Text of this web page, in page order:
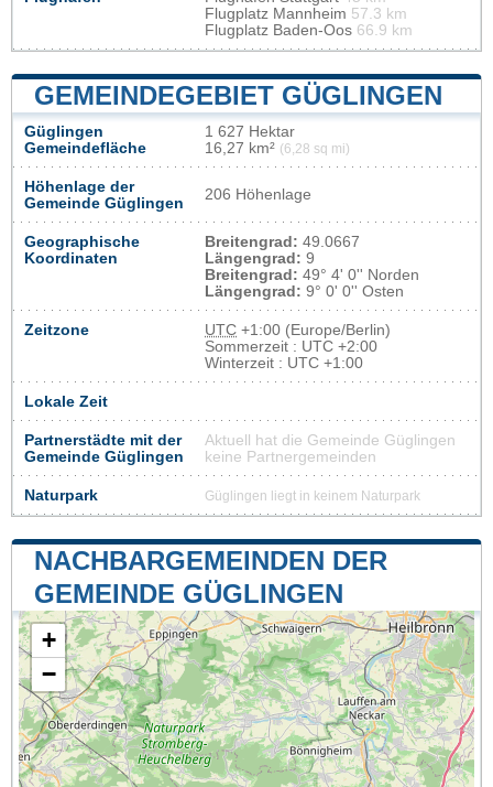
Flugplatz Mannheim 57.3 km
Flugplatz Baden-Oos 66.9 km
GEMEINDEGEBIET GÜGLINGEN
Güglingen
Gemeindefläche
1 627 Hektar
16,27 km² (6,28 sq mi)
Höhenlage der
Gemeinde Güglingen
206 Höhenlage
Geographische
Koordinaten
Breitengrad: 49.0667
Längengrad: 9
Breitengrad: 49° 4' 0'' Norden
Längengrad: 9° 0' 0'' Osten
Zeitzone UTC +1:00 (Europe/Berlin)
Sommerzeit : UTC +2:00
Winterzeit : UTC +1:00
Lokale Zeit
Partnerstädte mit der
Gemeinde Güglingen
Aktuell hat die Gemeinde Güglingen
keine Partnergemeinden
Naturpark Güglingen liegt in keinem Naturpark
NACHBARGEMEINDEN DER
GEMEINDE GÜGLINGEN
+
−